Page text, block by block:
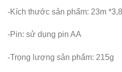
-Kích thước sản phẩm: 23m
-Pin: sử dụng pin AA
-Trọng lượng sản phẩm: 215g